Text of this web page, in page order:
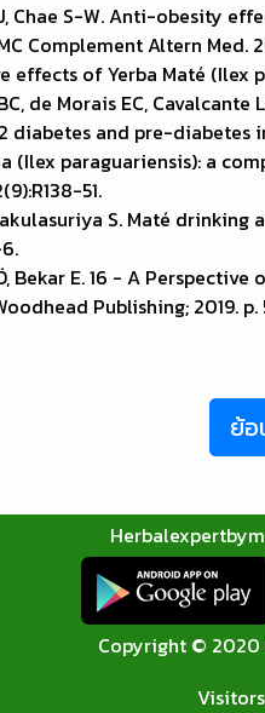
J, Chae S-W. Anti-obesity
Complement Altern Med.
effects of Yerba Maté
de Morais EC,
and pre-diabetes
(Ilex paraguariensis): a
51.
S. Maté
Bekar E. 16 - A
Publishing; 2019. p.
ย้
Copyright © 2020